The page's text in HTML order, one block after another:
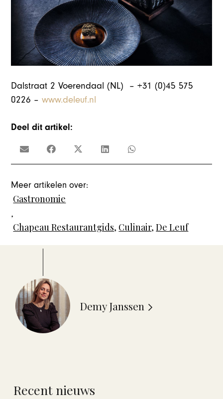
Dalstraat 2 Voerendaal (NL) – +31 (0)45 575
0226 –www.deleuf.nl
Deel dit artikel:
Meer artikelen over:
Gastronomie
,
Chapeau Restaurantgids, Culinair,De Leuf
Demy Janssen
Recent nieuws